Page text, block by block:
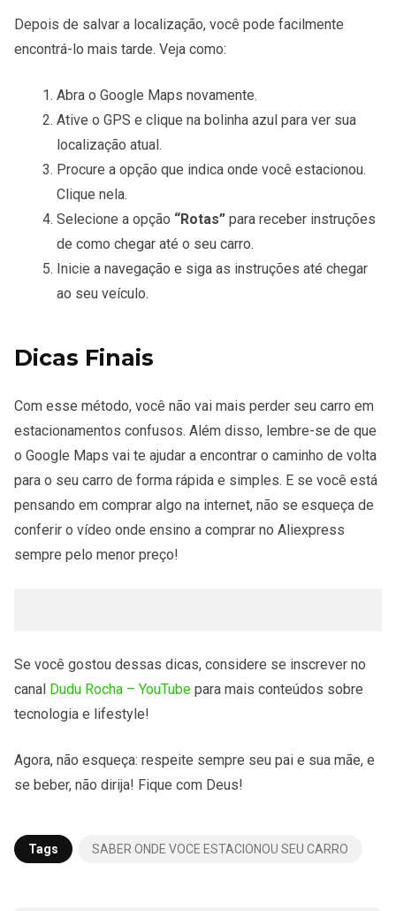
Depois de salvar a localização, você pode facilmente
encontrá-lo mais tarde. Veja como:
Abra o Google Maps novamente.
Ative o GPS e clique na bolinha azul para ver sua
localização atual.
Procure a opção que indica onde você estacionou.
Clique nela.
Selecione a opção “Rotas” para receber instruções
de como chegar até o seu carro.
Inicie a navegação e siga as instruções até chegar
ao seu veículo.
Dicas Finais
Com esse método, você não vai mais perder seu carro em
estacionamentos confusos. Além disso, lembre-se de que
o Google Maps vai te ajudar a encontrar o caminho de volta
para o seu carro de forma rápida e simples. E se você está
pensando em comprar algo na internet, não se esqueça de
conferir o vídeo onde ensino a comprar no Aliexpress
sempre pelo menor preço!
Se você gostou dessas dicas, considere se inscrever no
canal Dudu Rocha – YouTube para mais conteúdos sobre
tecnologia e lifestyle!
Agora, não esqueça: respeite sempre seu pai e sua mãe, e
se beber, não dirija! Fique com Deus!
Tags SABER ONDE VOCE ESTACIONOU SEU CARRO